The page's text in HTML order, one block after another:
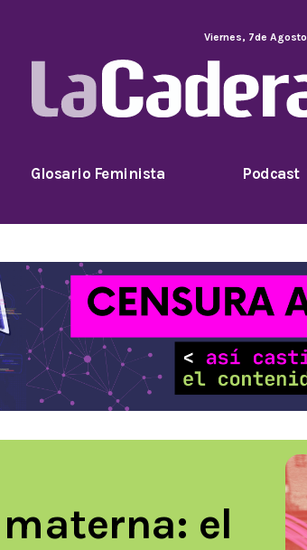
Viernes, 7de Agosto
Glosario Feminista Podcast
el